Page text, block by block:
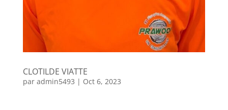
CLOTILDE VIATTE
par admin5493 | Oct 6, 2023